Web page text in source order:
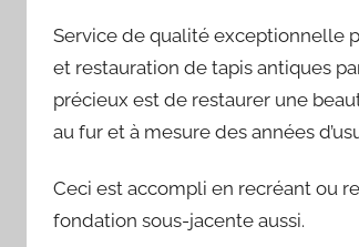
Service de qualité exceptionnelle
et restauration de tapis antiques
précieux est de restaurer une
au fur et à mesure des années
Ceci est accompli en recréant ou
fondation sous-jacente aussi.